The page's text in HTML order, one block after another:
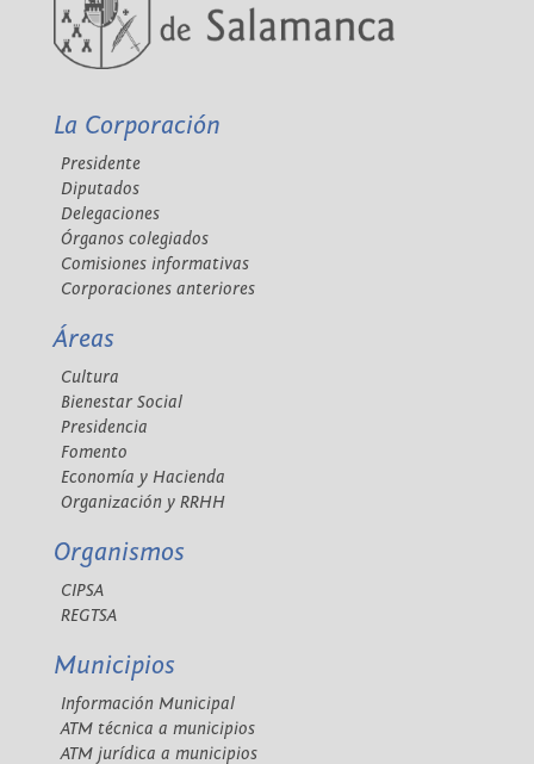
La Corporación
Presidente
Diputados
Delegaciones
Órganos colegiados
Comisiones informativas
Corporaciones anteriores
Áreas
Cultura
Bienestar Social
Presidencia
Fomento
Economía y Hacienda
Organización y RRHH
Organismos
CIPSA
REGTSA
Municipios
Información Municipal
ATM técnica a municipios
ATM jurídica a municipios